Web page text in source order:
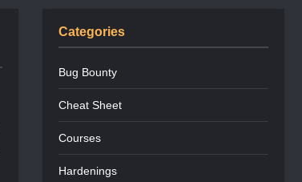
Categories
Bug Bounty
Cheat Sheet
Courses
Hardenings